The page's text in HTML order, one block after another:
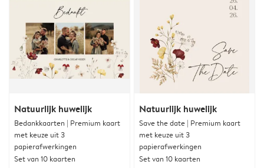
Natuurlijk huwelijk
Bedankkaarten | Premium kaart
met keuze uit 3
papierafwerkingen
Set van 10 kaarten
Natuurlijk huwelijk
Save the date | Premium kaart
met keuze uit 3
papierafwerkingen
Set van 10 kaarten